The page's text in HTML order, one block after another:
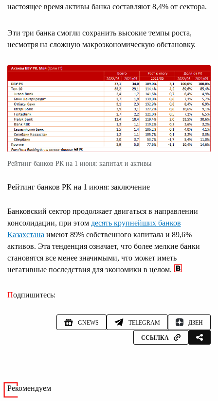
настоящее время активы банка составляют 8,4% от сектора.
Эти три банка смогли сохранить высокие темпы роста,
несмотря на сложную макроэкономическую обстановку.
Рейтинг банков РК на 1 июня: капитал и активы
Рейтинг банков РК на 1 июня: заключение
Банковский сектор продолжает двигаться в направлении
консолидации, при этом десять крупнейших банков
Казахстана имеют 89% собственного капитала и 89,6%
активов. Эта тенденция означает, что более мелкие банки
становятся все менее значимыми, что может иметь
негативные последствия для экономики в целом.
Подпишитесь:
GNEWS TELEGRAM ДЗЕН
ССЫЛКА
Рекомендуем